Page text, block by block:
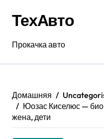
содержанию
ТехАвто
Прокачка авто
Домашняя
Юозас Киселюс —
жена, дети